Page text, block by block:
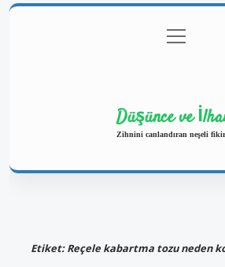
Gizlilik Politikası
menüyü
aç
Düşünce ve
Zihnini canlandıran neşeli
Etiket:Reçele kabartma tozu neden